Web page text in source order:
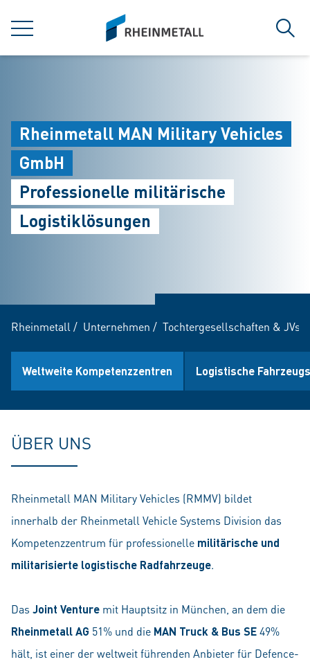
MENÜ
siteLogo
Rheinmetall MAN Military Vehicles
GmbH
Professionelle militärische
Logistiklösungen
Rheinmetall / Unternehmen / Tochtergesellschaften & JVs
Weltweite Kompetenzzentren Logistische
ÜBER UNS
Rheinmetall MAN Military Vehicles (RMMV) bildet
innerhalb der Rheinmetall Vehicle Systems Division das
Kompetenzzentrum für professionelle militärische und
militarisierte logistische Radfahrzeuge.
Das Joint Venture mit Hauptsitz in München, an dem die
Rheinmetall AG 51% und die MAN Truck & Bus SE49%
hält, ist einer der weltweit führenden Anbieter für Defence-